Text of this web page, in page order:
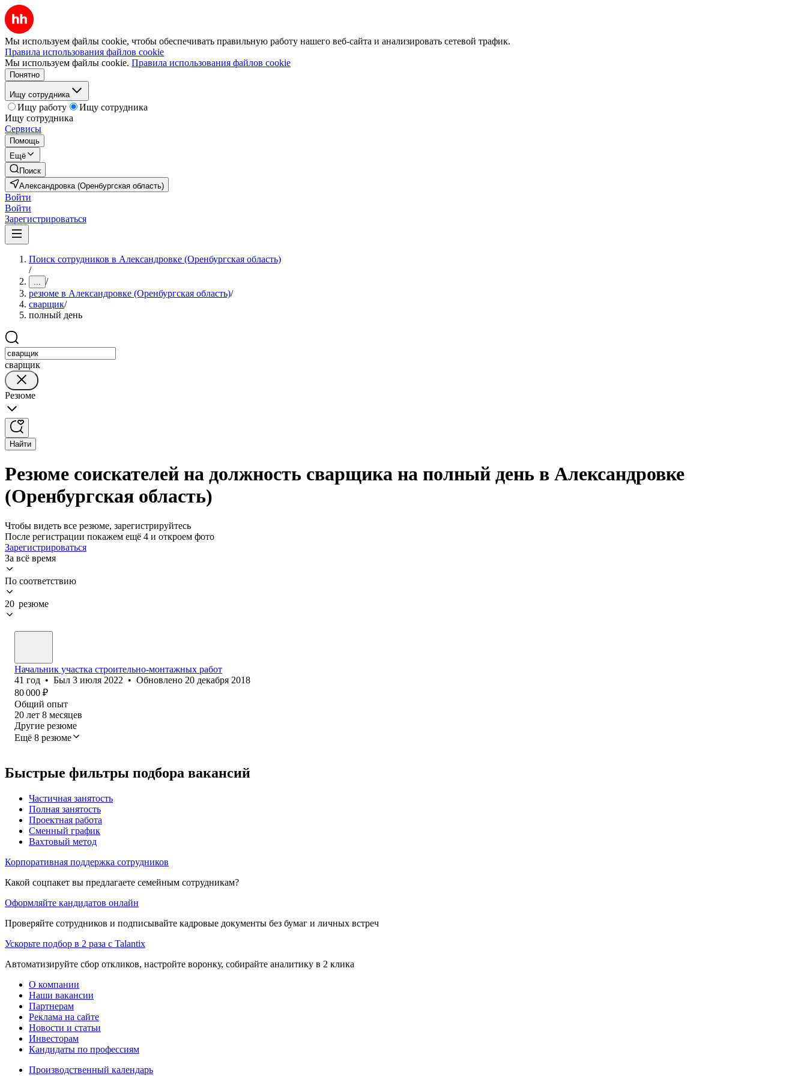
Мы используем файлы cookie, чтобы обеспечивать правильную работу нашего веб-сайта и анализировать сетевой трафик.
Правила использования файлов cookie
Мы используем файлы cookie. Правила использования файлов cookie
Понятно
Ищу сотрудника
Ищу работу
Ищу сотрудника
Ищу сотрудника
Сервисы
Помощь
Ещё
Поиск
Александровка (Оренбургская область)
Войти
Войти
Зарегистрироваться
Поиск сотрудников в Александровке (Оренбургская область)
/
... /
резюме в Александровке (Оренбургская область)/
сварщик/
полный день
сварщик
Резюме
Найти
Резюме соискателей на должность сварщика на полный день в Александровке
(Оренбургская область)
Чтобы видеть все резюме, зарегистрируйтесь
После регистрации покажем ещё 4 и откроем фото
Зарегистрироваться
За всё время
По соответствию
20 резюме
Начальник участка строительно-монтажных работ
41 год • Был 3 июля 2022 • Обновлено 20 декабря 2018
80 000 ₽
Общий опыт
20 лет 8 месяцев
Другие резюме
Ещё 8 резюме
Быстрые фильтры подбора вакансий
Частичная занятость
Полная занятость
Проектная работа
Сменный график
Вахтовый метод
Корпоративная поддержка сотрудников
Какой соцпакет вы предлагаете семейным сотрудникам?
Оформляйте кандидатов онлайн
Проверяйте сотрудников и подписывайте кадровые документы без бумаг и личных встреч
Ускорьте подбор в 2 раза с Talantix
Автоматизируйте сбор откликов, настройте воронку, собирайте аналитику в 2 клика
О компании
Наши вакансии
Партнерам
Реклама на сайте
Новости и статьи
Инвесторам
Кандидаты по профессиям
Производственный календарь